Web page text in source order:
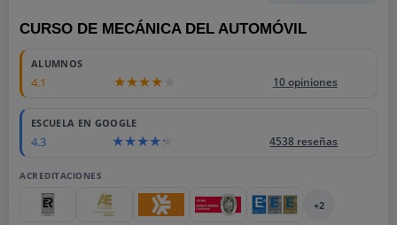
CURSO DE MECÁNICA DEL AUTOMÓVIL
ALUMNOS
4.1 10 opiniones
ESCUELA EN GOOGLE
4.3 4538 reseñas
ACREDITACIONES
+2